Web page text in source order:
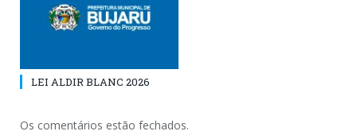
LEI ALDIR BLANC 2026
Os comentários estão fechados.